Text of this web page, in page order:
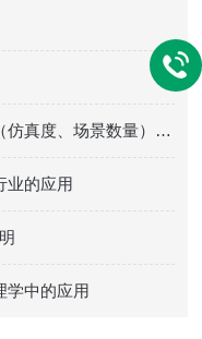
驾驶模拟器选购攻略：关键参数（仿真度、场景数量）+ 适配场景
业的应用
学中的应用